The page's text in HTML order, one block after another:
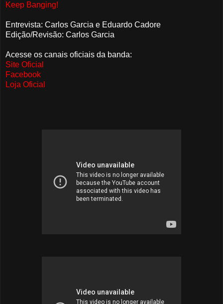
Keep Banging!
Entrevista: Carlos Garcia e Eduardo Cadore
Edição/Revisão: Carlos Garcia
Acesse os canais oficiais da banda:
Site Oficial
Facebook
Loja Oficial